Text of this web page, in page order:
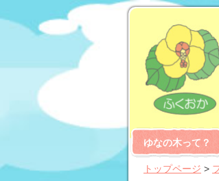
ゆなの木って？
トップページ >